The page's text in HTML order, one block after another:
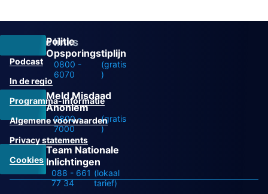
Politie
Opsporingstiplijn
0800 -
6070
(gratis
)
Meld Misdaad
Anoniem
0800 -
7000
(gratis
)
Team Nationale
Inlichtingen
088 - 661
77 34
(lokaal
tarief)
Overige links
Podcast
In de regio
Programma-informatie
Algemene voorwaarden
Privacy statements
Cookies